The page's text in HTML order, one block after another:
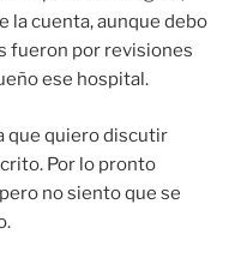
la cuenta, aunque debo
fueron por revisiones
ese hospital.
que quiero discutir
Por lo pronto
no siento que se